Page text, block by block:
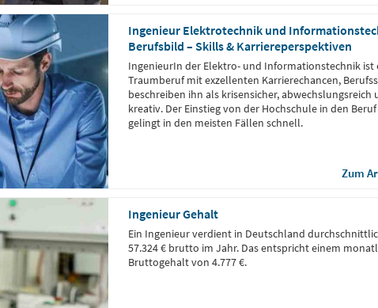
Ingenieur Elektrotechnik und
Berufsbild – Skills & Karriereperspektiven
IngenieurIn der Elektro- und Informationstechnik ist
Traumberuf mit exzellenten Karrierechancen,
beschreiben ihn als krisensicher, abwechslungsreich
kreativ. Der Einstieg von der Hochschule in den Beruf
gelingt in den meisten Fällen schnell.
Zum
Ingenieur Gehalt
Ein Ingenieur verdient in Deutschland
57.324 € brutto im Jahr. Das entspricht einem
Bruttogehalt von 4.777 €.